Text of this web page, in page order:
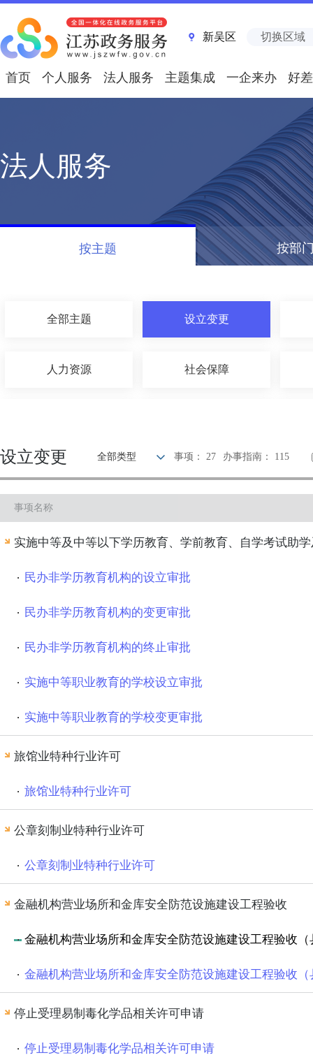
新吴区 切换区域
首页 个人服务 法人服务 主题集成 一企来办 好
法人服务
按主题 按部
全部主题 设立变更
人力资源 社会保障
公安消防 司法公证
设立变更 全部类型 事项： 27 办事指南： 115
事项名称
实施中等及中等以下学历教育、学前教育、自学考试助
民办非学历教育机构的设立审批
民办非学历教育机构的变更审批
民办非学历教育机构的终止审批
实施中等职业教育的学校设立审批
实施中等职业教育的学校变更审批
旅馆业特种行业许可
旅馆业特种行业许可
公章刻制业特种行业许可
公章刻制业特种行业许可
金融机构营业场所和金库安全防范设施建设工程验收
金融机构营业场所和金库安全防范设施建设工程验收（
金融机构营业场所和金库安全防范设施建设工程验收（
停止受理易制毒化学品相关许可申请
停止受理易制毒化学品相关许可申请